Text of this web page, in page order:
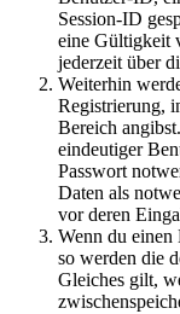
Session-ID
eine Gültigkeit
jederzeit über
Weiterhin
Registrierung,
Bereich
eindeutiger
Passwort
Daten als
vor deren
Wenn du einen
so werden die
Gleiches gilt,